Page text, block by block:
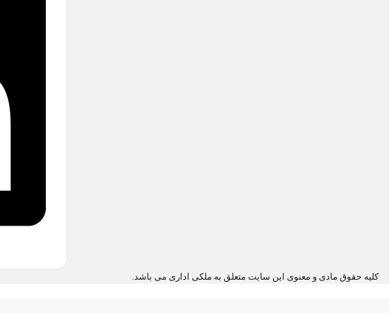
کلیه حقوق مادی و معنوی این سایت متعلق به ملکی اداری می باشد.